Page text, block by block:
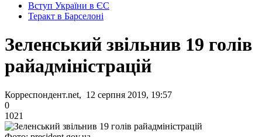
Вступ України в ЄС
Теракт в Барселоні
Зеленський звільнив 19 голів
райадміністрацій
Корреспондент.net, 12 серпня 2019, 19:57
0
1021